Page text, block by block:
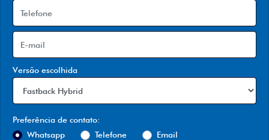
Versão escolhida
Preferência de contato:
Whatsapp
Telefone Email